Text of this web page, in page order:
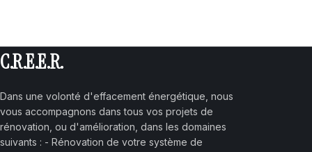
C.R.E.E.R.
Dans une volonté d'effacement énergétique, nous
vous accompagnons dans tous vos projets de
rénovation, ou d'amélioration, dans les domaines
suivants : - Rénovation de votre système de